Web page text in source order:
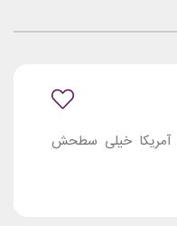
آمریکا خیلی سطحش